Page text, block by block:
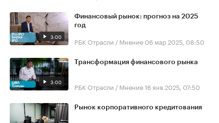
3:00
Финансовый рынок: прогноз на 2025
год
РБК Отрасли / Мнение 06 мар 2025, 08:50
3:00
Трансформация финансового рынка
РБК Отрасли / Мнение16 янв 2025, 07:50
Рынок корпоративного кредитования